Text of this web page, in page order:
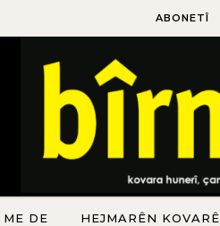
ABONETÎ
DE HEJMARÊN KOVARÊ